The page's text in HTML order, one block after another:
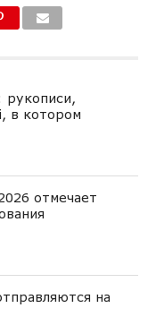
рукописи,
в котором
отмечает
на